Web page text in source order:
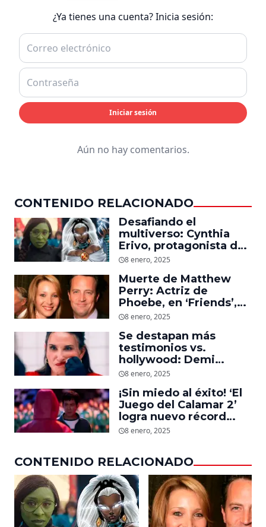
¿Ya tienes una cuenta? Inicia sesión:
Iniciar sesión
Aún no hay comentarios.
CONTENIDO RELACIONADO
Desafiando el
multiverso: Cynthia
Erivo, protagonista de
‘Wicked’, quiere ser
8 enero, 2025
Muerte de Matthew
Perry: Actriz de
Phoebe, en ‘Friends’,
descubre un emotivo
dejó
8 enero, 2025
Se destapan más
testimonios vs.
hollywood: Demi
Moore, protagonista de
daño que le hizo la
industria a su cuerpo
8 enero, 2025
¡Sin miedo al éxito! ‘El
Juego del Calamar 2’
logra nuevo récord
mundial en tan solo 11
8 enero, 2025
CONTENIDO RELACIONADO